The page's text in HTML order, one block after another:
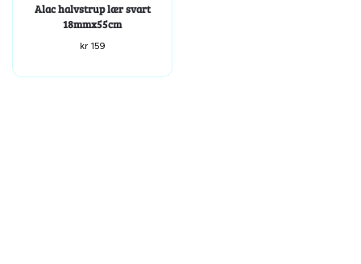
Alac halvstrup lær svart
18mmx55cm
kr159